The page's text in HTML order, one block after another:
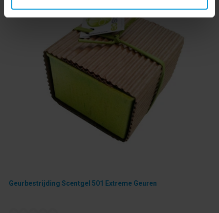
Geurbestrijding Scentgel 501 Extreme Geuren